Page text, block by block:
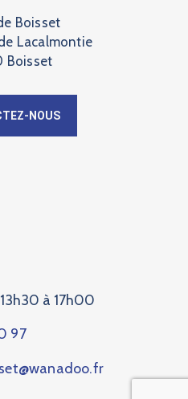
Boisset
Lacalmontie
Boisset
NOUS
à 17h00
97